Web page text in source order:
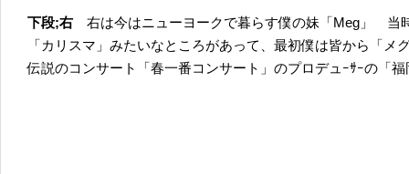
下段;右 右は今はニューヨークで暮らす僕の妹「Meg」 当
「カリスマ」みたいなところがあって、最初僕は皆から「
伝説のコンサート「春一番コンサート」のプロデュｰｻｰの「